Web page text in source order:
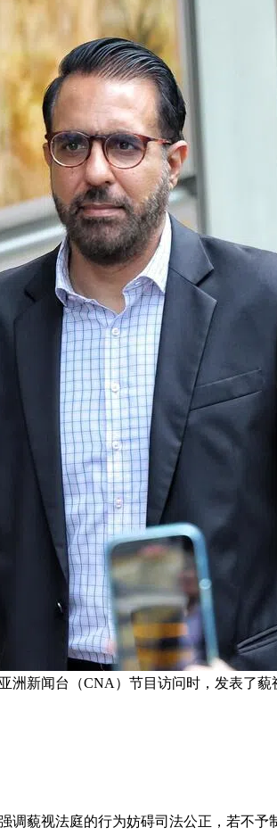
新闻台（CNA）节目访问时，发表了藐
调藐视法庭的行为妨碍司法公正，若不